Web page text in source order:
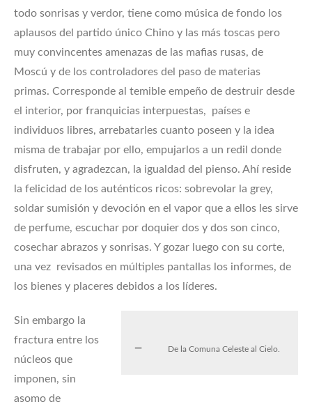
todo sonrisas y verdor, tiene como música de fondo los
aplausos del partido único Chino y las más toscas pero
muy convincentes amenazas de las mafias rusas, de
Moscú y de los controladores del paso de materias
primas. Corresponde al temible empeño de destruir desde
el interior, por franquicias interpuestas, países e
individuos libres, arrebatarles cuanto poseen y la idea
misma de trabajar por ello, empujarlos a un redil donde
disfruten, y agradezcan, la igualdad del pienso. Ahí reside
la felicidad de los auténticos ricos: sobrevolar la grey,
soldar sumisión y devoción en el vapor que a ellos les sirve
de perfume, escuchar por doquier dos y dos son cinco,
cosechar abrazos y sonrisas. Y gozar luego con su corte,
una vez revisados en múltiples pantallas los informes, de
los bienes y placeres debidos a los líderes.
De la Comuna Celeste al Cielo.
Sin embargo la
fractura entre los
núcleos que
imponen, sin
asomo de